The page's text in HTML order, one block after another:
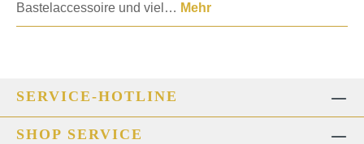
Bastelaccessoire und viel… Mehr
SERVICE-HOTLINE
SHOP SERVICE